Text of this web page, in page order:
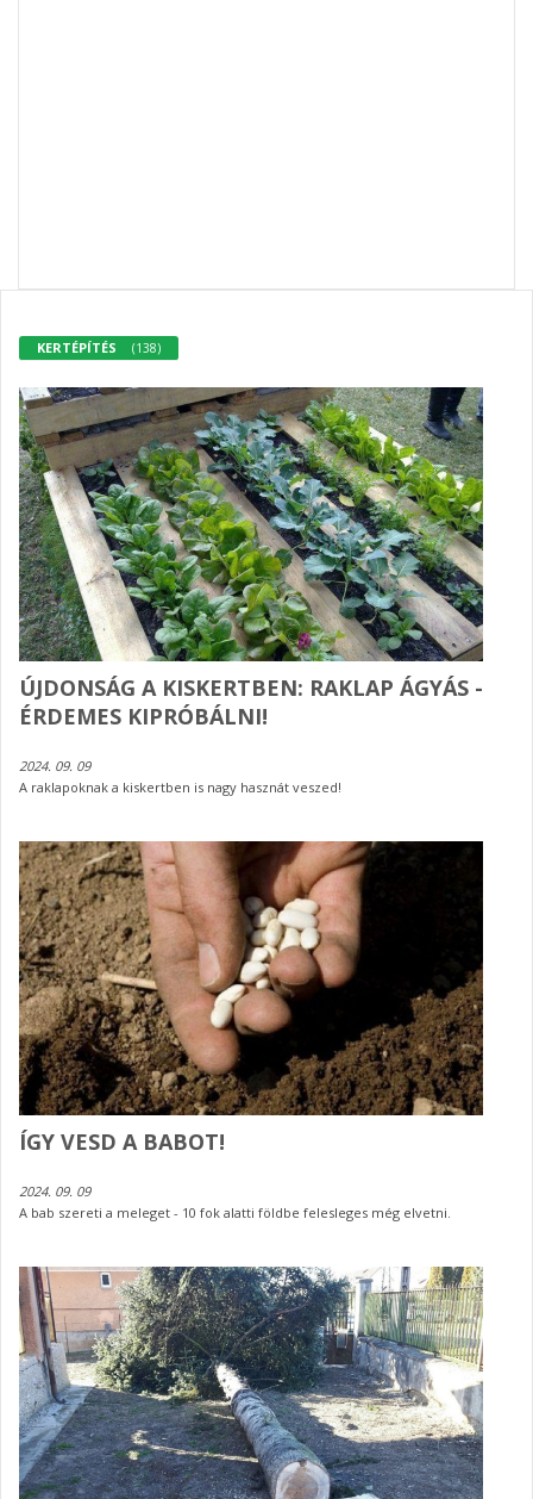
KERTÉPÍTÉS (138)
ÚJDONSÁG A KISKERTBEN: RAKLAP ÁGYÁS -
ÉRDEMES KIPRÓBÁLNI!
2024. 09. 09
A raklapoknak a kiskertben is nagy hasznát veszed!
ÍGY VESD A BABOT!
2024. 09. 09
A bab szereti a meleget - 10 fok alatti földbe felesleges még elvetni.